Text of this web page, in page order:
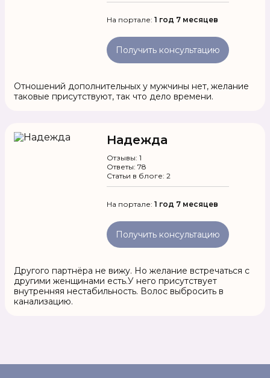
На портале: 1 год 7 месяцев
Получить консультацию
Отношений дополнительных у мужчины нет, желание
таковые присутствуют, так что дело времени.
Надежда
Отзывы: 1
Ответы: 78
Статьи в блоге: 2
На портале: 1 год 7 месяцев
Получить консультацию
Другого партнёра не вижу. Но желание встречаться с
другими женщинами есть.У него присутствует
внутренняя нестабильность. Волос выбросить в
канализацию.